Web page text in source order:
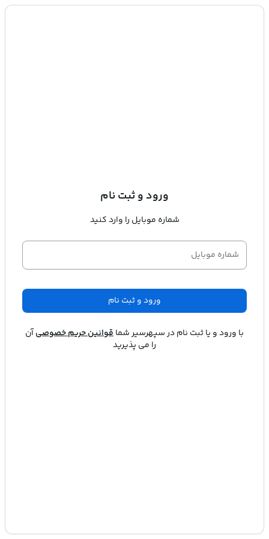
ورود و ثبت نام
شماره موبایل را وارد کنید
شماره موبایل
ورود و ثبت نام
با ورود و یا ثبت نام درسپهرسیرشماقوانین حریم خصوصیآن
را می پذیرید